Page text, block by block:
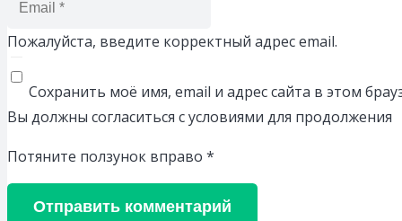
Пожалуйста, введите корректный адрес email.
Сохранить моё имя, email и адрес сайта в этом
Вы должны согласиться с условиями для продолжения
Потяните ползунок вправо *
Отправить комментарий